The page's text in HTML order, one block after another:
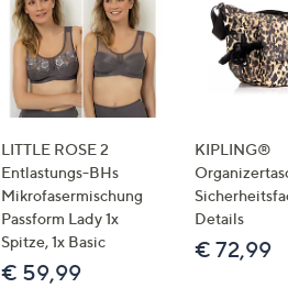
LITTLE ROSE 2
Entlastungs-BHs
Mikrofasermischung
Passform Lady 1x
Spitze, 1x Basic
€ 59,99
KIPLING®
Details
€ 72,99